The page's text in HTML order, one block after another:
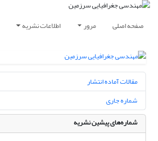
صفحه اصلی مرور اطلاعات نشریه
مقالات آماده انتشار
شماره جاری
شماره‌های پیشین نشریه